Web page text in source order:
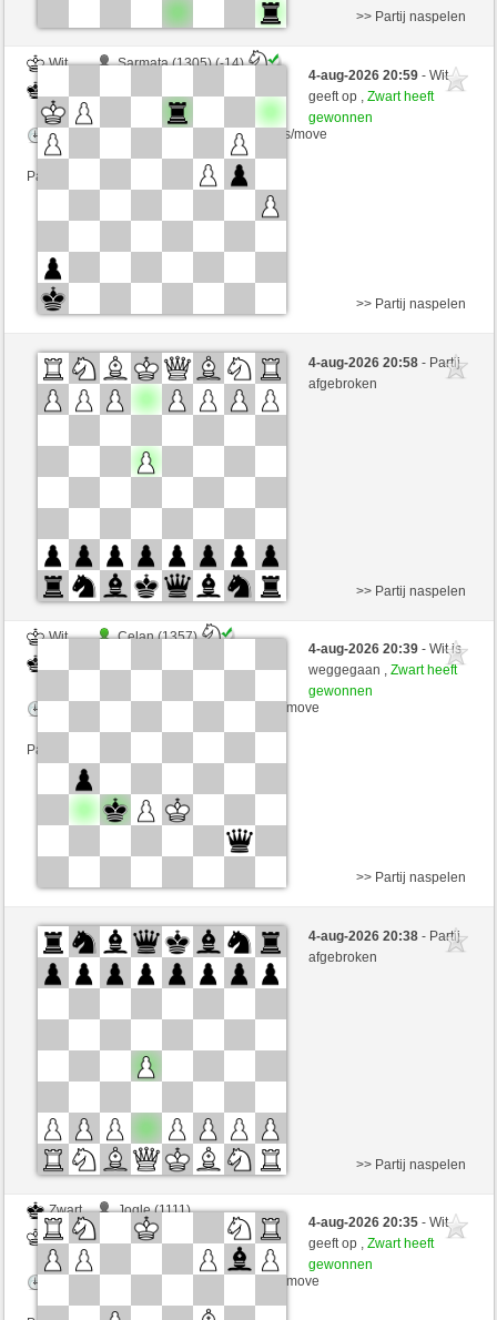
Wit
Sarmata (1305) (-14)
Speelduur: 10 minutes/side + 1 seconds/move
Partij telt mee voor de ranglijst
>> Partij naspelen
4-aug-2026 20:59- Wit
geeft op ,Zwart heeft
gewonnen
Wit
Pacer (1395) (-19)
Zwart
perpi17 (1330) (+19)
Partij telt mee voor de ranglijst
>> Partij naspelen
4-aug-2026 20:58- Partij
afgebroken
Wit
Celan (1357)
Speelduur: 5 minutes/side + 8 seconds/move
Partij telt mee voor de ranglijst
>> Partij naspelen
4-aug-2026 20:39- Wit is
weggegaan ,Zwart heeft
gewonnen
Wit
Pirat22607 (1340) (-17)
Zwart
perpi17 (1313) (+17)
>> Partij naspelen
4-aug-2026 20:38- Partij
afgebroken
Zwart
Jogle (1111)
Wit
perpi17 (1313)
Speelduur: 9 minutes/side + 1 seconds/move
>> Partij naspelen
4-aug-2026 20:35- Wit
geeft op ,Zwart heeft
gewonnen